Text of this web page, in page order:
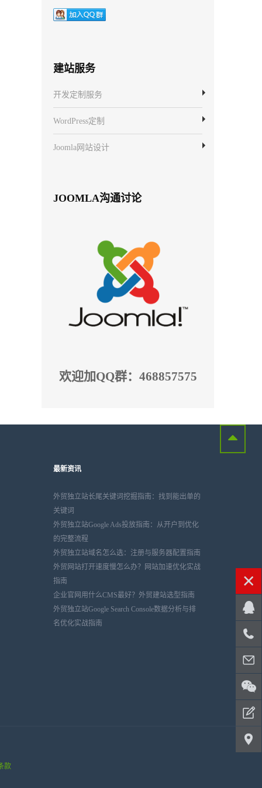
建站服务
开发定制服务
WordPress定制
Joomla网站设计
JOOMLA沟通讨论
欢迎加QQ群：468857575
最新资讯
外贸独立站长尾关键词挖掘指南：找到能出单的
关键词
外贸独立站Google Ads投放指南：从开户到优化
的完整流程
外贸独立站域名怎么选：注册与服务器配置指南
外贸网站打开速度慢怎么办？网站加速优化实战
指南
企业官网用什么CMS最好？外贸建站选型指南
外贸独立站Google Search Console数据分析与排
名优化实战指南
款